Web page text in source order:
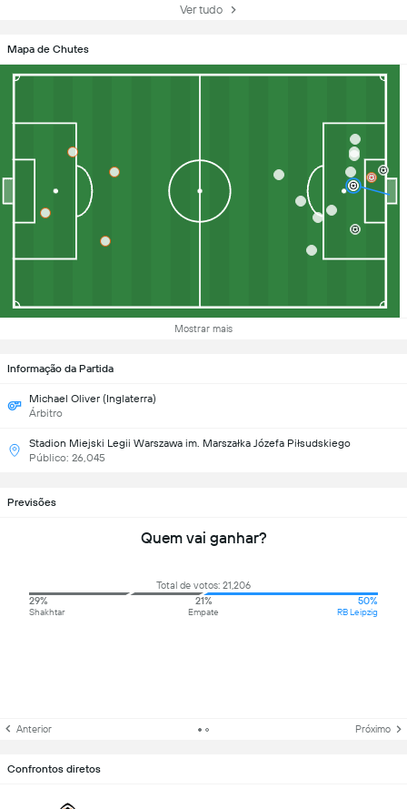
Ver tudo
Mapa de Chutes
Mostrar mais
Informação da Partida
Michael Oliver (Inglaterra)
Árbitro
Stadion Miejski Legii Warszawa im. Marszałka Józefa Piłsudskiego
Público: 26,045
Previsões
Quem vai ganhar?
Total de votos: 21,206
29%
Shakhtar
21%
Empate
50%
RB Leipzig
Anterior Próximo
Confrontos diretos